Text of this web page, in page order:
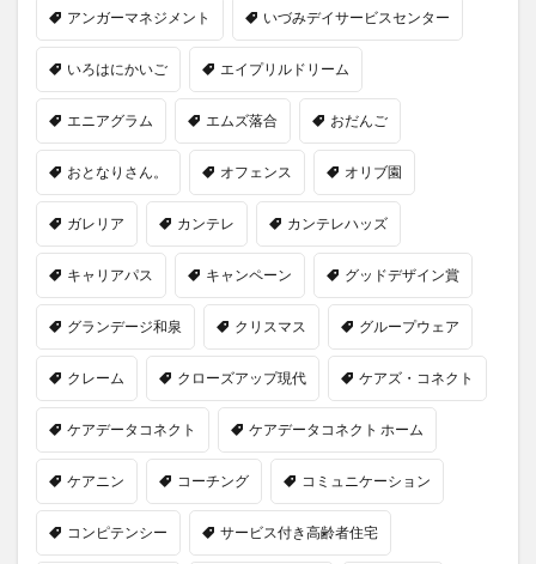
アンガーマネジメント いづみデイサービスセンター
いろはにかいご エイプリルドリーム
エニアグラム エムズ落合 おだんご
おとなりさん。 オフェンス オリブ園
ガレリア カンテレ カンテレハッズ
キャリアパス キャンペーン グッドデザイン賞
グランデージ和泉 クリスマス グループウェア
クレーム クローズアップ現代 ケアズ・コネクト
ケアデータコネクト ケアデータコネクト ホーム
ケアニン コーチング コミュニケーション
コンピテンシー サービス付き高齢者住宅